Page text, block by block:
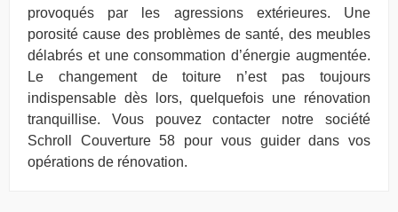
provoqués par les agressions extérieures. Une
porosité cause des problèmes de santé, des meubles
délabrés et une consommation d’énergie augmentée.
Le changement de toiture n’est pas toujours
indispensable dès lors, quelquefois une rénovation
tranquillise. Vous pouvez contacter notre société
Schroll Couverture 58 pour vous guider dans vos
opérations de rénovation.